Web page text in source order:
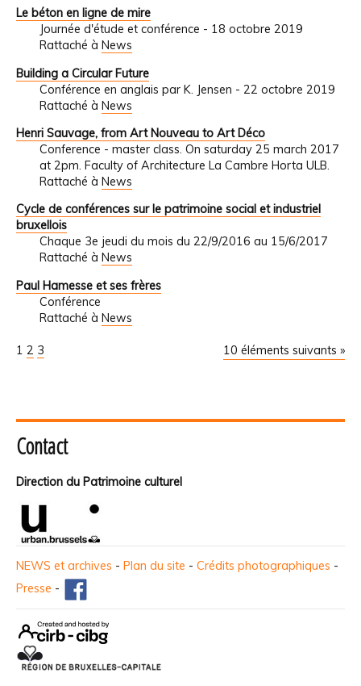
Le béton en ligne de mire
Journée d'étude et conférence - 18 octobre 2019
Rattaché à News
Building a Circular Future
Conférence en anglais par K. Jensen - 22 octobre 2019
Rattaché à News
Henri Sauvage, from Art Nouveau to Art Déco
Conference - master class. On saturday 25 march 2017
at 2pm. Faculty of Architecture La Cambre Horta ULB.
Rattaché à News
Cycle de conférences sur le patrimoine social et industriel
bruxellois
Chaque 3e jeudi du mois du 22/9/2016 au 15/6/2017
Rattaché à News
Paul Hamesse et ses frères
Conférence
Rattaché à News
10 éléments suivants »
1 2 3
Contact
Direction du Patrimoine culturel
NEWS et archives - Plan du site - Crédits photographiques -
Presse -